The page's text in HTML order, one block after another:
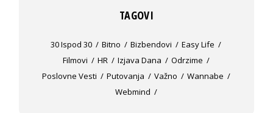
TAGOVI
30 Ispod 30 Bitno Bizbendovi
Easy Life
Filmovi
HR Izjava Dana
Odrzime
Poslovne Vesti
Putovanja Važno
Wannabe
Webmind